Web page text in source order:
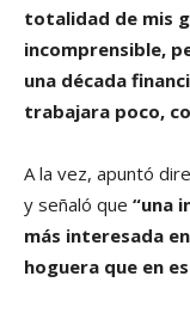
totalidad de mis
incomprensible,
una década
trabajara poco,
A la vez, apuntó
y señaló que “una
más interesada
hoguera que en